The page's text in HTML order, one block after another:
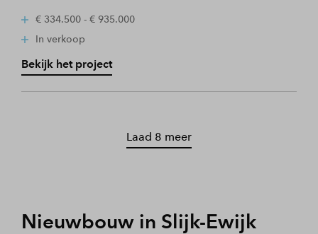
€ 334.500 - € 935.000
In verkoop
Bekijk het project
Laad 8 meer
Nieuwbouw in Slijk-Ewijk